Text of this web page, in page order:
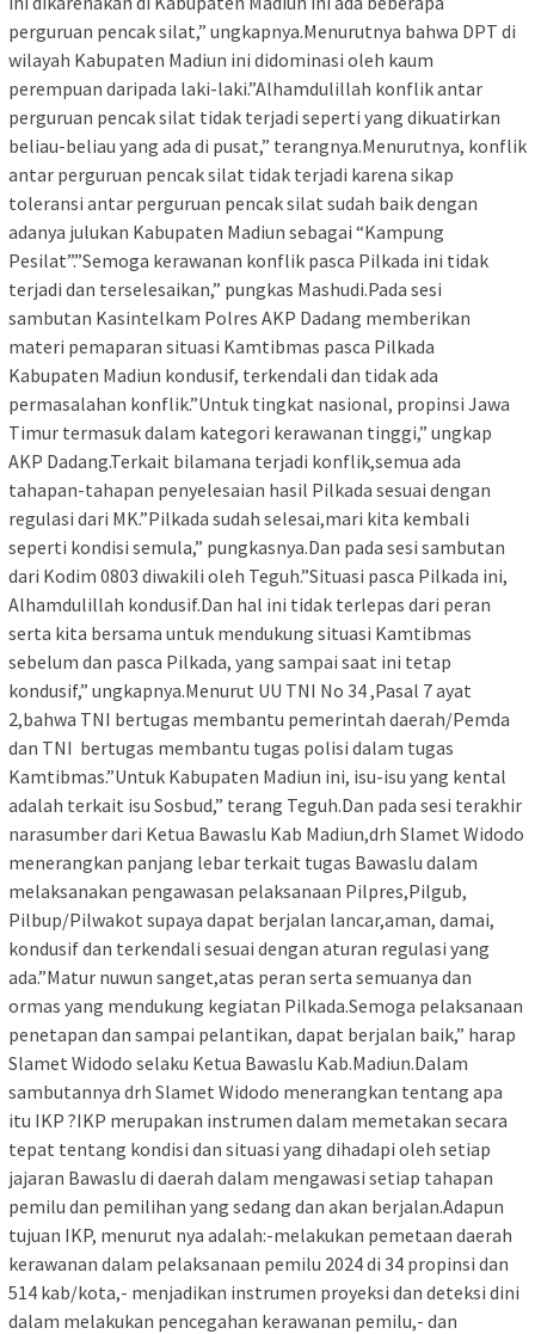
perguruan pencak silat,” ungkapnya.Menurutnya bahwa DPT di
wilayah Kabupaten Madiun ini didominasi oleh kaum
perempuan daripada laki-laki.”Alhamdulillah konflik antar
perguruan pencak silat tidak terjadi seperti yang dikuatirkan
beliau-beliau yang ada di pusat,” terangnya.Menurutnya, konflik
antar perguruan pencak silat tidak terjadi karena sikap
toleransi antar perguruan pencak silat sudah baik dengan
adanya julukan Kabupaten Madiun sebagai “Kampung
Pesilat”.”Semoga kerawanan konflik pasca Pilkada ini tidak
terjadi dan terselesaikan,” pungkas Mashudi.Pada sesi
sambutan Kasintelkam Polres AKP Dadang memberikan
materi pemaparan situasi Kamtibmas pasca Pilkada
Kabupaten Madiun kondusif, terkendali dan tidak ada
permasalahan konflik.”Untuk tingkat nasional, propinsi Jawa
Timur termasuk dalam kategori kerawanan tinggi,” ungkap
AKP Dadang.Terkait bilamana terjadi konflik,semua ada
tahapan-tahapan penyelesaian hasil Pilkada sesuai dengan
regulasi dari MK.”Pilkada sudah selesai,mari kita kembali
seperti kondisi semula,” pungkasnya.Dan pada sesi sambutan
dari Kodim 0803 diwakili oleh Teguh.”Situasi pasca Pilkada ini,
Alhamdulillah kondusif.Dan hal ini tidak terlepas dari peran
serta kita bersama untuk mendukung situasi Kamtibmas
sebelum dan pasca Pilkada, yang sampai saat ini tetap
kondusif,” ungkapnya.Menurut UU TNI No 34 ,Pasal 7 ayat
2,bahwa TNI bertugas membantu pemerintah daerah/Pemda
dan TNI bertugas membantu tugas polisi dalam tugas
Kamtibmas.”Untuk Kabupaten Madiun ini, isu-isu yang kental
adalah terkait isu Sosbud,” terang Teguh.Dan pada sesi terakhir
narasumber dari Ketua Bawaslu Kab Madiun,drh Slamet Widodo
menerangkan panjang lebar terkait tugas Bawaslu dalam
melaksanakan pengawasan pelaksanaan Pilpres,Pilgub,
Pilbup/Pilwakot supaya dapat berjalan lancar,aman, damai,
kondusif dan terkendali sesuai dengan aturan regulasi yang
ada.”Matur nuwun sanget,atas peran serta semuanya dan
ormas yang mendukung kegiatan Pilkada.Semoga pelaksanaan
penetapan dan sampai pelantikan, dapat berjalan baik,” harap
Slamet Widodo selaku Ketua Bawaslu Kab.Madiun.Dalam
sambutannya drh Slamet Widodo menerangkan tentang apa
itu IKP ?IKP merupakan instrumen dalam memetakan secara
tepat tentang kondisi dan situasi yang dihadapi oleh setiap
jajaran Bawaslu di daerah dalam mengawasi setiap tahapan
pemilu dan pemilihan yang sedang dan akan berjalan.Adapun
tujuan IKP, menurut nya adalah:-melakukan pemetaan daerah
kerawanan dalam pelaksanaan pemilu 2024 di 34 propinsi dan
514 kab/kota,- menjadikan instrumen proyeksi dan deteksi dini
dalam melakukan pencegahan kerawanan pemilu,- dan